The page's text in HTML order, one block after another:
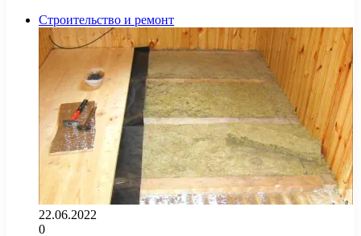
Строительство и ремонт
22.06.2022
0